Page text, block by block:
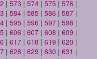
| 573 | 574 | 575 | 576 |
| 584 | 585 | 586 | 587 |
| 595 | 596 | 597 | 598 |
| 606 | 607 | 608 | 609 |
| 617 | 618 | 619 | 620 |
| 628 | 629 | 630 | 631 |